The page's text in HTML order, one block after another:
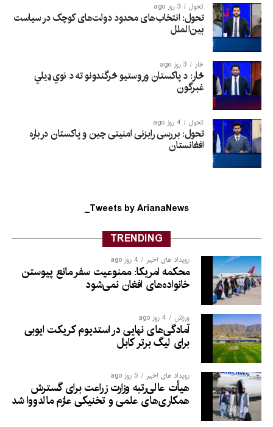
تحول 3 روز ago
تحول: انتخاب‌های محدود دولت‌های کوچک در سیاست
بین‌الملل
څار 3 روز ago
څار: د پاکستان وروستیو څرگندونو ته د نوي ډیلي
غبرگون
تحول 4 روز ago
تحول: بررسی رایزنی امنیتی چین و پاکستان درباره
افغانستان
Tweets by ArianaNews_
TRENDING
رویداد های اخیر 4 روز ago
محکمه امریکا: ممنوعیت سفر مانع پیوستن
خانواده‌های افغان نمی‌شود
ورزش 4 روز ago
آمادگی‌های نهایی در استدیوم کریکت ایوبی
برای لیگ برتر کابل
رویداد های اخیر 5 روز ago
هیأت عالی‌رتبه وزارت زراعت برای گسترش
همکاری‌های علمی و تخنیکی عازم مالدووا شد